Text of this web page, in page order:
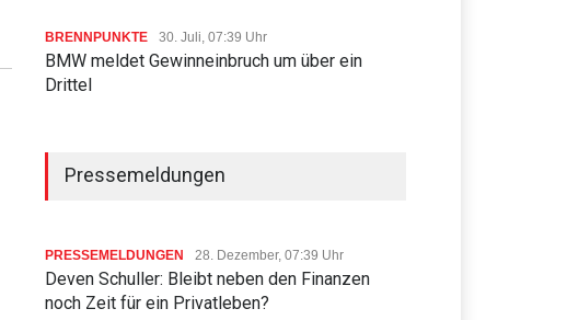
BRENNPUNKTE 30. Juli, 07:39 Uhr
BMW meldet Gewinneinbruch um über ein
Drittel
Pressemeldungen
PRESSEMELDUNGEN 28. Dezember, 07:39 Uhr
Deven Schuller: Bleibt neben den Finanzen
noch Zeit für ein Privatleben?